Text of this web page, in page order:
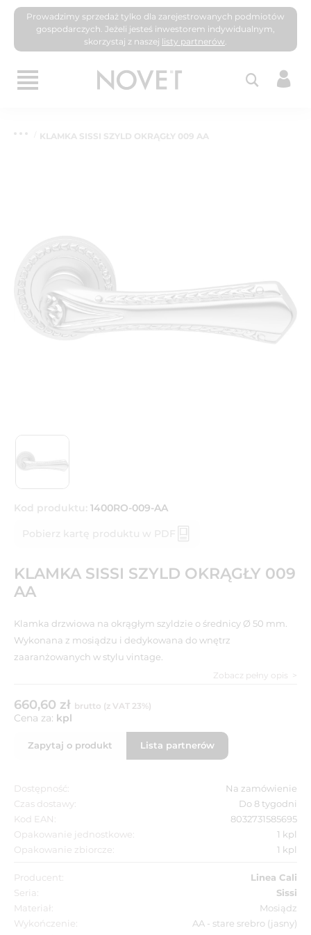
Prowadzimy sprzedaż tylko dla zarejestrowanych podmiotów
gospodarczych. Jeżeli jesteś inwestorem indywidualnym,
skorzystaj z naszej listy partnerów.
KLAMKA SISSI SZYLD OKRĄGŁY 009 AA
Kod produktu: 1400RO-009-AA
Pobierz kartę produktu w PDF
KLAMKA SISSI SZYLD OKRĄGŁY 009
AA
Klamka drzwiowa na okrągłym szyldzie o średnicy Ø 50 mm.
Wykonana z mosiądzu i dedykowana do wnętrz
zaaranżowanych w stylu vintage.
Zobacz pełny opis
660,60 zł brutto (z VAT 23%)
Cena za: kpl
Zapytaj o produkt Lista partnerów
Dostępność:
Na zamówienie
Czas dostawy:
Do 8 tygodni
Kod EAN:
8032731585695
Opakowanie jednostkowe:
1 kpl
Opakowanie zbiorcze:
1 kpl
Producent:
Linea Cali
Seria:
Sissi
Materiał:
Mosiądz
Wykończenie:
AA - stare srebro (jasny)